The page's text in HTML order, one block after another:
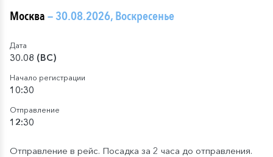
Москва— 30.08.2026, Воскресенье
Дата
30.08 (ВС)
Начало регистрации
10:30
Отправление
12:30
Отправление в рейс. Посадка за 2 часа до отправления.